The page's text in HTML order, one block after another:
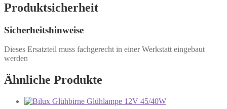
Produktsicherheit
Sicherheitshinweise
Dieses Ersatzteil muss fachgerecht in einer Werkstatt eingebaut
werden
Ähnliche Produkte